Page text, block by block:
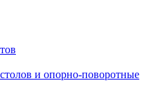
и опорно-поворотные